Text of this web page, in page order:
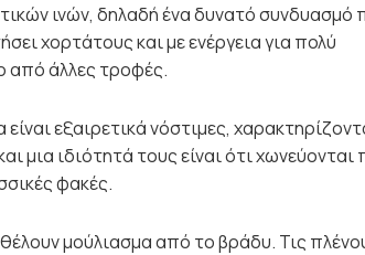
ινών, δηλαδή ένα δυνατό συνδυασμό
χορτάτους και με ενέργεια για πολύ
από άλλες τροφές.
εξαιρετικά νόστιμες,
μια ιδιότητά τους είναι ότι χωνεύονται
φακές.
μούλιασμα από το βράδυ. Τις